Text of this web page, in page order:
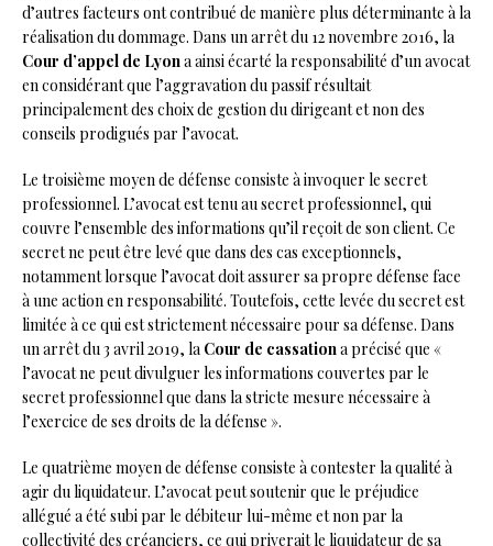
d’autres facteurs ont contribué de manière plus déterminante à la
réalisation du dommage. Dans un arrêt du 12 novembre 2016, la
Cour d’appel de Lyona ainsi écarté la responsabilité d’un avocat
en considérant que l’aggravation du passif résultait
principalement des choix de gestion du dirigeant et non des
conseils prodigués par l’avocat.
Le troisième moyen de défense consiste à invoquer le secret
professionnel. L’avocat est tenu au secret professionnel, qui
couvre l’ensemble des informations qu’il reçoit de son client. Ce
secret ne peut être levé que dans des cas exceptionnels,
notamment lorsque l’avocat doit assurer sa propre défense face
à une action en responsabilité. Toutefois, cette levée du secret est
limitée à ce qui est strictement nécessaire pour sa défense. Dans
un arrêt du 3 avril 2019, la Cour de cassationa précisé que «
l’avocat ne peut divulguer les informations couvertes par le
secret professionnel que dans la stricte mesure nécessaire à
l’exercice de ses droits de la défense ».
Le quatrième moyen de défense consiste à contester la qualité à
agir du liquidateur. L’avocat peut soutenir que le préjudice
allégué a été subi par le débiteur lui-même et non par la
collectivité des créanciers, ce qui priverait le liquidateur de sa